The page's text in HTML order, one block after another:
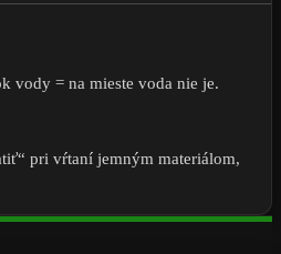
vody = na mieste voda nie je.
pri vŕtaní jemným materiálom,